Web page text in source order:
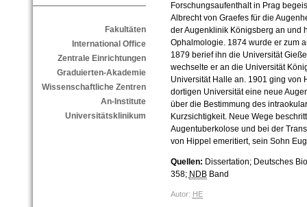
Fakultäten
International Office
Zentrale Einrichtungen
Graduierten-Akademie
Wissenschaftliche Zentren
An-Institute
Universitätsklinikum
Forschungsaufenthalt in Prag
Albrecht von Graefes für die
der Augenklinik Königsberg an und
Ophalmologie. 1874 wurde er zum
1879 berief ihn die Universität
wechselte er an die Universität
Universität Halle an. 1901 ging von
dortigen Universität eine neue
über die Bestimmung des
Kurzsichtigkeit. Neue Wege
Augentuberkolose und bei der
von Hippel emeritiert, sein Sohn
Quellen: Dissertation; Deutsches
358; NDBBand
Autor: HE